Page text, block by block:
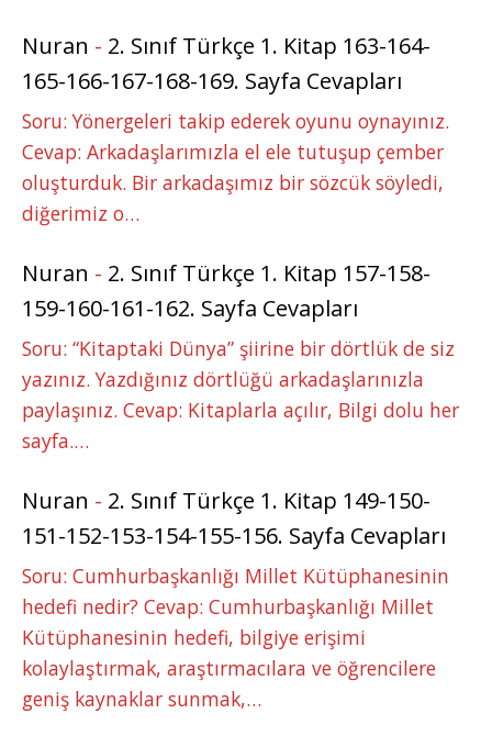
Nuran - 2. Sınıf Türkçe 1. Kitap 163-164-
165-166-167-168-169. Sayfa Cevapları
Soru: Yönergeleri takip ederek oyunu oynayınız.
Cevap: Arkadaşlarımızla el ele tutuşup çember
oluşturduk. Bir arkadaşımız bir sözcük söyledi,
diğerimiz o…
Nuran - 2. Sınıf Türkçe 1. Kitap 157-158-
159-160-161-162. Sayfa Cevapları
Soru: “Kitaptaki Dünya” şiirine bir dörtlük de siz
yazınız. Yazdığınız dörtlüğü arkadaşlarınızla
paylaşınız. Cevap: Kitaplarla açılır, Bilgi dolu her
sayfa.…
Nuran - 2. Sınıf Türkçe 1. Kitap 149-150-
151-152-153-154-155-156. Sayfa Cevapları
Soru: Cumhurbaşkanlığı Millet Kütüphanesinin
hedefi nedir? Cevap: Cumhurbaşkanlığı Millet
Kütüphanesinin hedefi, bilgiye erişimi
kolaylaştırmak, araştırmacılara ve öğrencilere
geniş kaynaklar sunmak,…